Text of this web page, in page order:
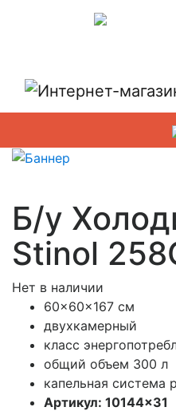
Б/у
Stinol
Нет в наличии
60x60x167 см
двухкамерный
класс
общий объем 300 л
капельная система
Артикул: 10144×31